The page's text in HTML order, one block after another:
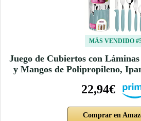
MÁS VENDIDO
Juego de Cubiertos con
y Mangos de Polipropileno,
22,94€
Comprar en